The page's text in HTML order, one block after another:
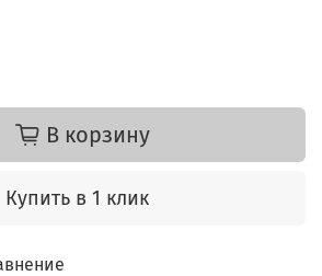
В корзину
Купить в 1 клик